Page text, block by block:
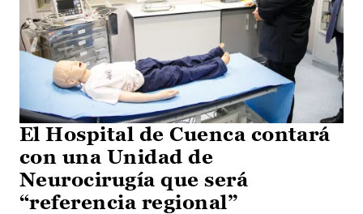
El Hospital de Cuenca contará
con una Unidad de
Neurocirugía que será
“referencia regional”